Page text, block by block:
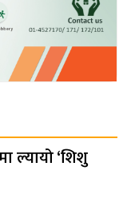
ल्यायो ‘शिशु